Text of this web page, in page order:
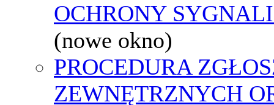
OCHRONY
(nowe okno)
PROCEDURA
ZEWNĘTRZNYCH